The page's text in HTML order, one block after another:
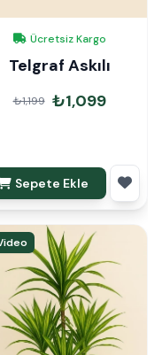
Ücretsiz Kargo
Telgraf Askılı
₺1,199 ₺1,099
Sepete Ekle